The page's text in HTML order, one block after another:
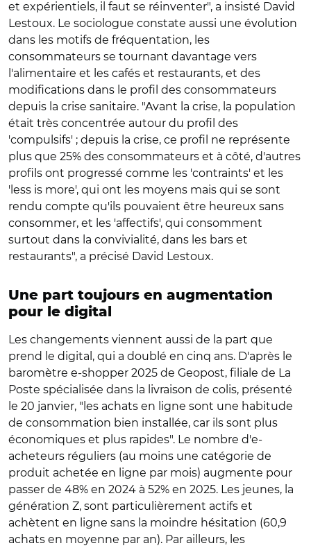
et expérientiels, il faut se réinventer", a insisté David
Lestoux. Le sociologue constate aussi une évolution
dans les motifs de fréquentation, les
consommateurs se tournant davantage vers
l'alimentaire et les cafés et restaurants, et des
modifications dans le profil des consommateurs
depuis la crise sanitaire. "Avant la crise, la population
était très concentrée autour du profil des
'compulsifs' ; depuis la crise, ce profil ne représente
plus que 25% des consommateurs et à côté, d'autres
profils ont progressé comme les 'contraints' et les
'less is more', qui ont les moyens mais qui se sont
rendu compte qu'ils pouvaient être heureux sans
consommer, et les 'affectifs', qui consomment
surtout dans la convivialité, dans les bars et
restaurants", a précisé David Lestoux.
Une part toujours en augmentation
pour le digital
Les changements viennent aussi de la part que
prend le digital, qui a doublé en cinq ans. D'après le
baromètre e-shopper 2025 de Geopost, filiale de La
Poste spécialisée dans la livraison de colis, présenté
le 20 janvier, "les achats en ligne sont une habitude
de consommation bien installée, car ils sont plus
économiques et plus rapides". Le nombre d'e-
acheteurs réguliers (au moins une catégorie de
produit achetée en ligne par mois) augmente pour
passer de 48% en 2024 à 52% en 2025. Les jeunes, la
génération Z, sont particulièrement actifs et
achètent en ligne sans la moindre hésitation (60,9
achats en moyenne par an). Par ailleurs, les